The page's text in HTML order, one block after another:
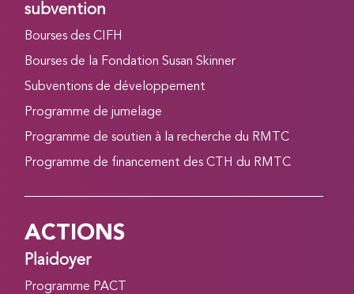
subvention
Bourses des CIFH
Bourses de la Fondation Susan Skinner
Subventions de développement
Programme de jumelage
Programme de soutien à la recherche du RMTC
Programme de financement des CTH du RMTC
ACTIONS
Plaidoyer
Programme PACT